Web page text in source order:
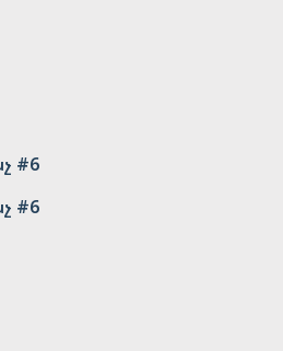
#6
#6